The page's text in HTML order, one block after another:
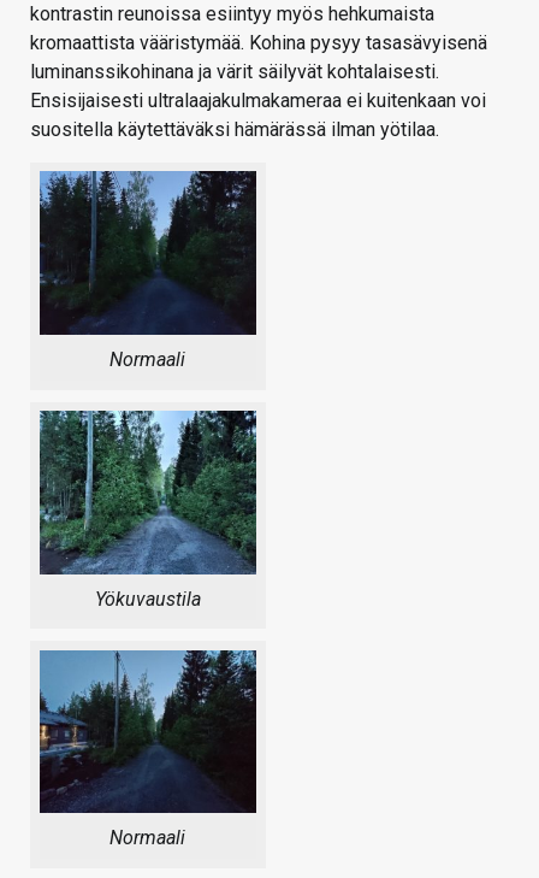
kontrastin reunoissa esiintyy myös hehkumaista
kromaattista vääristymää. Kohina pysyy tasasävyisenä
luminanssikohinana ja värit säilyvät kohtalaisesti.
Ensisijaisesti ultralaajakulmakameraa ei kuitenkaan voi
suositella käytettäväksi hämärässä ilman yötilaa.
Normaali
Yökuvaustila
Normaali